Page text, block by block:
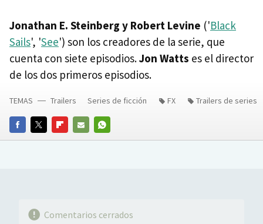
Jonathan E. Steinberg y Robert Levine ('Black
Sails', 'See') son los creadores de la serie, que
cuenta con siete episodios.Jon Watts es el director
de los dos primeros episodios.
FACEBOOKTWITTERFLIPBOARD
E-
WHATSAPP
TEMAS Trailers Series de ficción FX Trailers de series
Comentarios cerrados